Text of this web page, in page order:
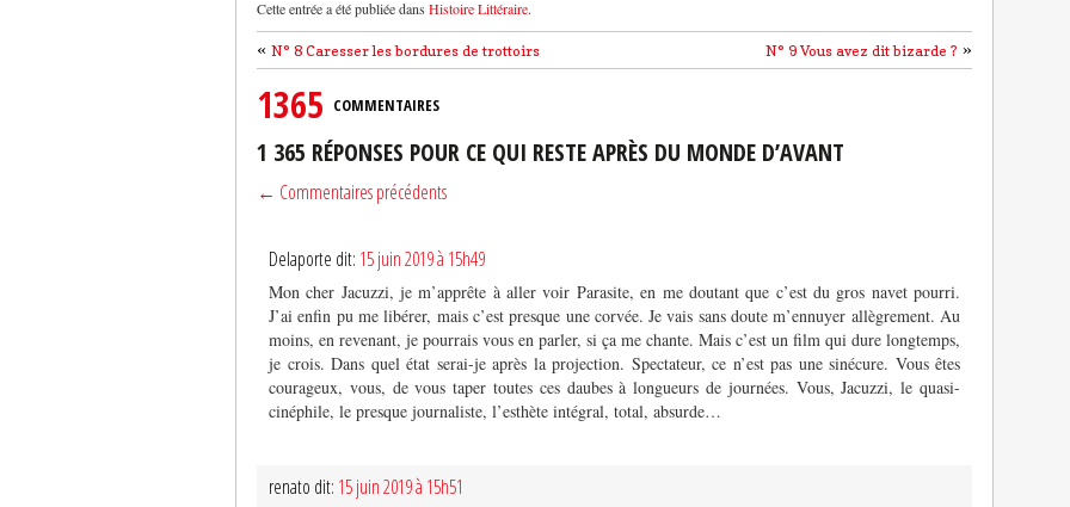
Cette entrée a été publiée dans Histoire Littéraire.
N° 9 Vous avez dit bizarde ? »
« N° 8 Caresser les bordures de trottoirs
1365 COMMENTAIRES
1 365 RÉPONSES POUR CE QUI RESTE APRÈS DU MONDE D’AVANT
← Commentaires précédents
Delaporte dit: 15 juin 2019 à 15h49
Mon cher Jacuzzi, je m’apprête à aller voir Parasite, en me doutant que c’est du gros navet pourri.
J’ai enfin pu me libérer, mais c’est presque une corvée. Je vais sans doute m’ennuyer allègrement. Au
moins, en revenant, je pourrais vous en parler, si ça me chante. Mais c’est un film qui dure longtemps,
je crois. Dans quel état serai-je après la projection. Spectateur, ce n’est pas une sinécure. Vous êtes
courageux, vous, de vous taper toutes ces daubes à longueurs de journées. Vous, Jacuzzi, le quasi-
cinéphile, le presque journaliste, l’esthète intégral, total, absurde…
renato dit: 15 juin 2019 à 15h51